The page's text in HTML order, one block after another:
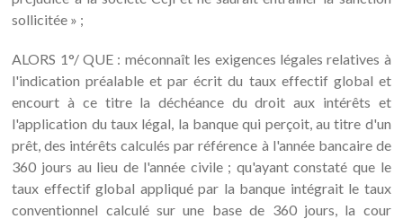
sollicitée » ;
ALORS 1°/ QUE : méconnaît les exigences légales relatives à
l'indication préalable et par écrit du taux effectif global et
encourt à ce titre la déchéance du droit aux intérêts et
l'application du taux légal, la banque qui perçoit, au titre d'un
prêt, des intérêts calculés par référence à l'année bancaire de
360 jours au lieu de l'année civile ; qu'ayant constaté que le
taux effectif global appliqué par la banque intégrait le taux
conventionnel calculé sur une base de 360 jours, la cour